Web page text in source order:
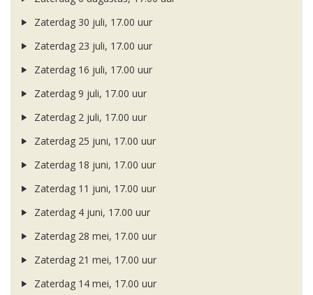
Zaterdag 30 juli, 17.00 uur
Zaterdag 23 juli, 17.00 uur
Zaterdag 16 juli, 17.00 uur
Zaterdag 9 juli, 17.00 uur
Zaterdag 2 juli, 17.00 uur
Zaterdag 25 juni, 17.00 uur
Zaterdag 18 juni, 17.00 uur
Zaterdag 11 juni, 17.00 uur
Zaterdag 4 juni, 17.00 uur
Zaterdag 28 mei, 17.00 uur
Zaterdag 21 mei, 17.00 uur
Zaterdag 14 mei, 17.00 uur